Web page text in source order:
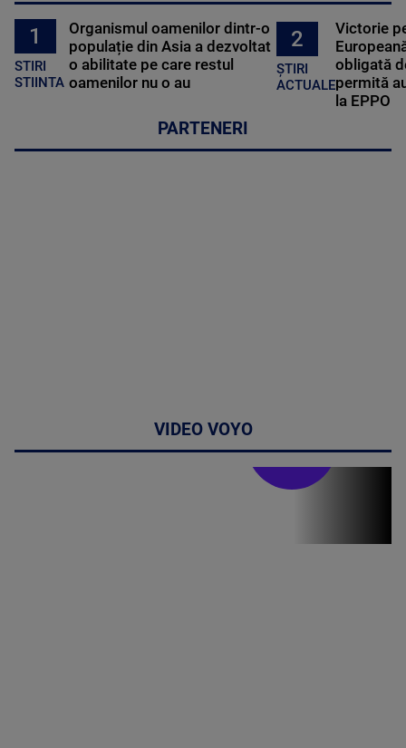
1
STIRI
STIINTA
Organismul oamenilor dintr-o
populație din Asia a dezvoltat
o abilitate pe care restul
oamenilor nu o au
2
ȘTIRI
ACTUALE
Victorie
obligată
permită
la EPPO
PARTENERI
VIDEO VOYO